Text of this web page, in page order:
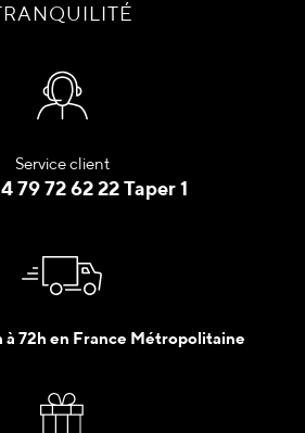
Service client
79 72 62 22 Taper 1
à 72h en France Métropolitaine